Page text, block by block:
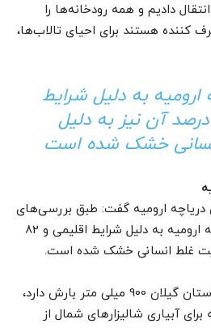
دادیم و همه رودخانه‌ها را
کننده هستند برای احیای تالاب‌ها،
ارومیه به دلیل شرایط
اقلیمی و 82 درصد آن نیز به دلیل
خشک شده است
ارومیه گفت: طبق بررسی‌های
انجام شده، 18 درصد دریاچه ارومیه به دلیل شرایط اقلیمی و 82
غلط انسانی خشک شده است.
کلانتری با اشاره به اینکه استان گیلان 900 میلی متر بارش دارد،
آبیاری شالیزارهای شمال از